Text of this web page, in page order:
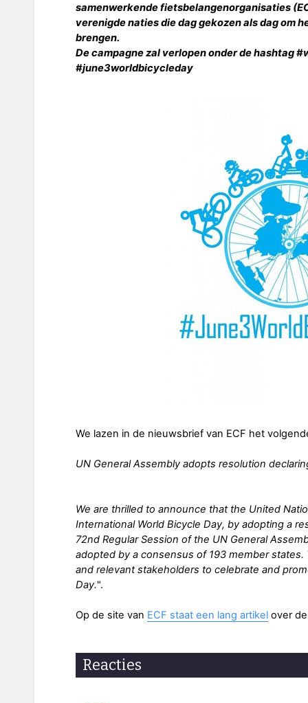
samenwerkende fietsbelangenorganisaties
verenigde naties die dag gekozen als dag om
brengen.
De campagne zal verlopen onder de hashtag
#june3worldbicycleday
We lazen in de nieuwsbrief van ECF het
UN General Assembly adopts resolution
We are thrilled to announce that the United
International World Bicycle Day, by adopting a
72nd Regular Session of the UN General
adopted by a consensus of 193 member
and relevant stakeholders to celebrate and
Day.".
Op de site van ECF staat een lang artikel over
Reacties